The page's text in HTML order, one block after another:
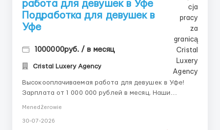
работа для девушек в Уфe
Подработка для девушек в
Уфe
1000000руб. / в месяц
Cristal Luxery Agency
Высокооплачиваемая работа для девушек в Уфе!
Зарплата от 1 000 000 рублей в месяц. Наши
контакты: • Telegram: @ALENACarat • WhatsApp/SMS:
менеджер ответит на все ваши вопросы и развеет
Menedżerowie
30-07-2026